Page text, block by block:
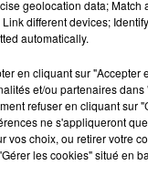
doute le plus
garder espoir, merci
#endometriose
#espoir
geolocation data; Match
different devices;
automatically.
en cliquant sur "Accepter
et/ou partenaires dans
refuser en cliquant sur
ne s'appliqueront
vos choix, ou retirer votre
les cookies" situé en